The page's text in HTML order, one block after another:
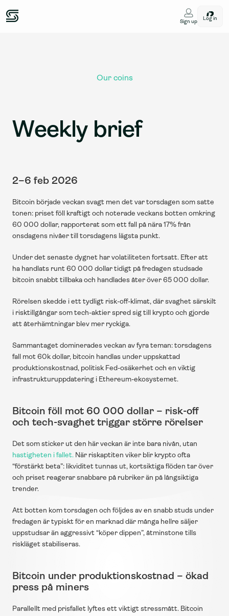
Sign up
Log in
Our coins
Weekly brief
2–6 feb 2026
Bitcoin började veckan svagt men det var torsdagen som satte
tonen: priset föll kraftigt och noterade veckans botten omkring
60 000 dollar, rapporterat som ett fall på nära 17% från
onsdagens nivåer till torsdagens lägsta punkt.
Under det senaste dygnet har volatiliteten fortsatt. Efter att
ha handlats runt 60 000 dollar tidigt på fredagen studsade
bitcoin snabbt tillbaka och handlades åter över 65 000 dollar.
Rörelsen skedde i ett tydligt risk-off-klimat, där svaghet särskilt
i risktillgångar som tech-aktier spred sig till krypto och gjorde
att återhämtningar blev mer ryckiga.
Sammantaget dominerades veckan av fyra teman: torsdagens
fall mot 60k dollar, bitcoin handlas under uppskattad
produktionskostnad, politisk Fed-osäkerhet och en viktig
infrastrukturuppdatering i Ethereum-ekosystemet.
Bitcoin föll mot 60 000 dollar – risk-off
och tech-svaghet triggar större rörelser
hastigheten i fallet. När riskaptiten viker blir krypto ofta
“förstärkt beta”: likviditet tunnas ut, kortsiktiga flöden tar över
och priset reagerar snabbare på rubriker än på långsiktiga
trender.
Att botten kom torsdagen och följdes av en snabb studs under
fredagen är typiskt för en marknad där många hellre säljer
uppstudsar än aggressivt “köper dippen”, åtminstone tills
riskläget stabiliseras.
Bitcoin under produktionskostnad – ökad
press på miners
Parallellt med prisfallet lyftes ett viktigt stressmått. Bitcoin